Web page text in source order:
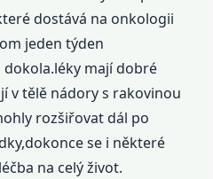
dostává na onkologii
jeden týden
dokola.léky mají dobré
v tělě nádory s rakovinou
rozšiřovat dál po
se i některé
na celý život.